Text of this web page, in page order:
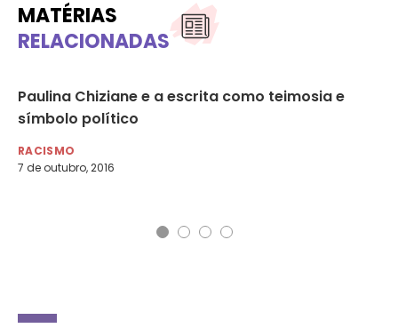
MATÉRIAS
RELACIONADAS
Paulina Chiziane e a escrita como teimosia e
símbolo político
RACISMO
7 de outubro, 2016